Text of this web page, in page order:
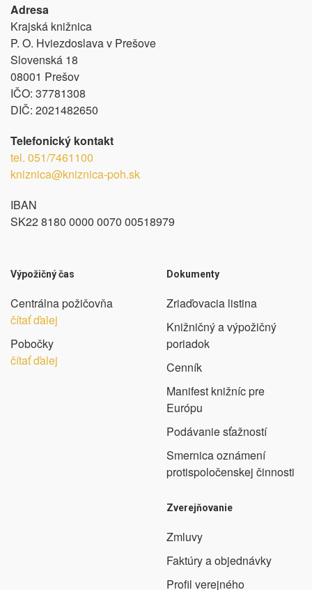
Adresa
Krajská knižnica
P. O. Hviezdoslava v Prešove
Slovenská 18
08001 Prešov
IČO: 37781308
DIČ: 2021482650
Telefonický kontakt
tel. 051/7461100
kniznica@kniznica-poh.sk
IBAN
SK22 8180 0000 0070 00518979
Výpožičný čas
Centrálna požičovňa
čítať ďalej
Pobočky
čítať ďalej
Dokumenty
Zriaďovacia listina
Knižničný a výpožičný
poriadok
Cenník
Manifest knižníc pre
Európu
Podávanie sťažností
Smernica oznámení
protispoločenskej činnosti
Zverejňovanie
Zmluvy
Faktúry a objednávky
Profil verejného